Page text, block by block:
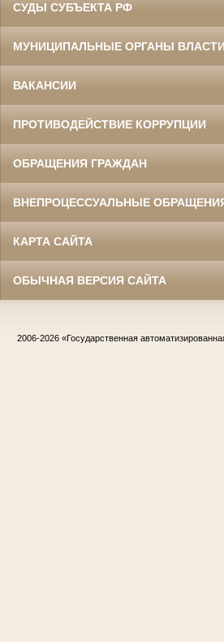
СУДЫ СУБЪЕКТА РФ
МУНИЦИПАЛЬНЫЕ ОРГАНЫ ВЛАСТИ
ВАКАНСИИ
ПРОТИВОДЕЙСТВИЕ КОРРУПЦИИ
ОБРАЩЕНИЯ ГРАЖДАН
ВНЕПРОЦЕССУАЛЬНЫЕ
КАРТА САЙТА
ОБЫЧНАЯ ВЕРСИЯ САЙТА
2006-2026 «Государственная